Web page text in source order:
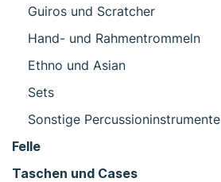
Guiros und Scratcher
Hand- und Rahmentrommeln
Ethno und Asian
Sets
Sonstige Percussioninstrumente
Felle
Taschen und Cases